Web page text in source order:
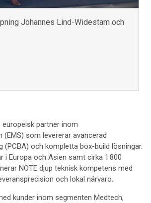
Johannes Lind-Widestam och
europeisk partner inom
(EMS) som levererar avancerad
(PCBA) och kompletta box-build lösningar.
i Europa och Asien samt cirka 1 800
NOTE djup teknisk kompetens med
och lokal närvaro.
kunder inom segmenten Medtech,